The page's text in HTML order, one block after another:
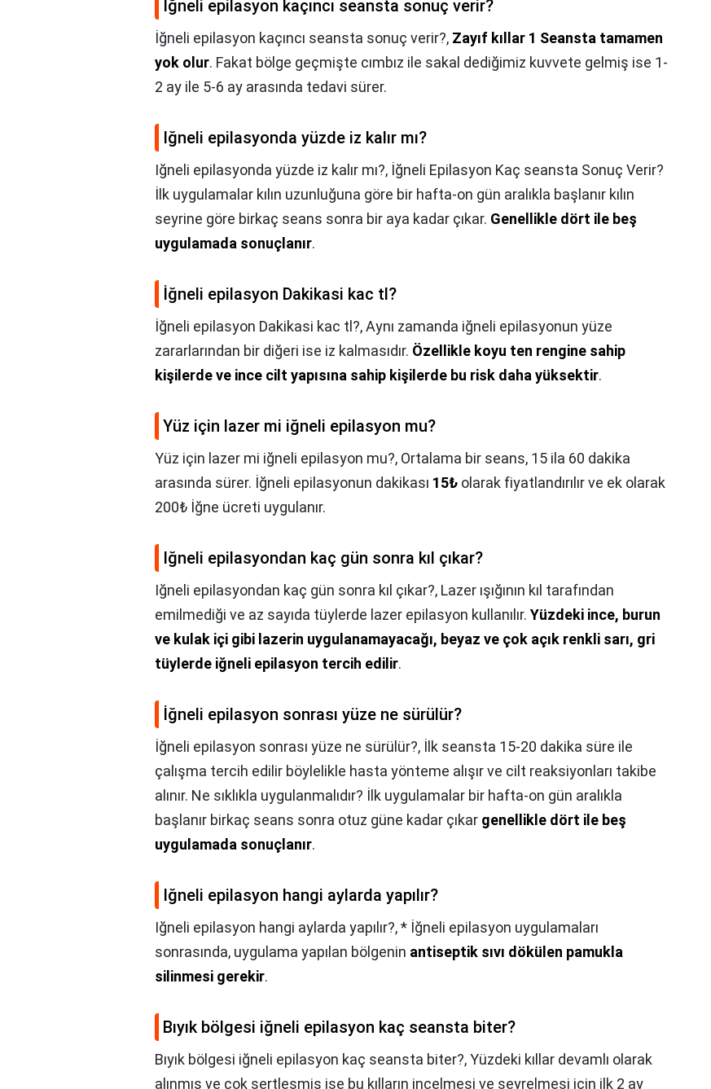
İğneli epilasyon kaçıncı seansta sonuç verir?
İğneli epilasyon kaçıncı seansta sonuç verir?, Zayıf kıllar 1 Seansta tamamen
yok olur. Fakat bölge geçmişte cımbız ile sakal dediğimiz kuvvete gelmiş ise 1-
2 ay ile 5-6 ay arasında tedavi sürer.
Iğneli epilasyonda yüzde iz kalır mı?
Iğneli epilasyonda yüzde iz kalır mı?, İğneli Epilasyon Kaç seansta Sonuç Verir?
İlk uygulamalar kılın uzunluğuna göre bir hafta-on gün aralıkla başlanır kılın
seyrine göre birkaç seans sonra bir aya kadar çıkar. Genellikle dört ile beş
uygulamada sonuçlanır.
İğneli epilasyon Dakikasi kac tl?
İğneli epilasyon Dakikasi kac tl?,Aynı zamanda iğneli epilasyonun yüze
zararlarından bir diğeri ise iz kalmasıdır. Özellikle koyu ten rengine sahip
kişilerde ve ince cilt yapısına sahip kişilerde bu risk daha yüksektir.
Yüz için lazer mi iğneli epilasyon mu?
Yüz için lazer mi iğneli epilasyon mu?, Ortalama bir seans, 15 ila 60 dakika
arasında sürer. İğneli epilasyonun dakikası 15₺ olarak fiyatlandırılır ve ek olarak
200₺ İğne ücreti uygulanır.
Iğneli epilasyondan kaç gün sonra kıl çıkar?
Iğneli epilasyondan kaç gün sonra kıl çıkar?, Lazer ışığının kıl tarafından
emilmediği ve az sayıda tüylerde lazer epilasyon kullanılır. Yüzdeki ince, burun
ve kulak içi gibi lazerin uygulanamayacağı, beyaz ve çok açık renkli sarı, gri
tüylerde iğneli epilasyon tercih edilir.
İğneli epilasyon sonrası yüze ne sürülür?
İğneli epilasyon sonrası yüze ne sürülür?, İlk seansta 15-20 dakika süre ile
çalışma tercih edilir böylelikle hasta yönteme alışır ve cilt reaksiyonları takibe
alınır. Ne sıklıkla uygulanmalıdır? İlk uygulamalar bir hafta-on gün aralıkla
başlanır birkaç seans sonra otuz güne kadar çıkar genellikle dört ile beş
uygulamada sonuçlanır.
Iğneli epilasyon hangi aylarda yapılır?
Iğneli epilasyon hangi aylarda yapılır?,* İğneli epilasyon uygulamaları
sonrasında, uygulama yapılan bölgenin antiseptik sıvı dökülen pamukla
silinmesi gerekir.
Bıyık bölgesi iğneli epilasyon kaç seansta biter?
Bıyık bölgesi iğneli epilasyon kaç seansta biter?,Yüzdeki kıllar devamlı olarak
alınmış ve çok sertleşmiş ise bu kılların incelmesi ve seyrelmesi için ilk 2 ay